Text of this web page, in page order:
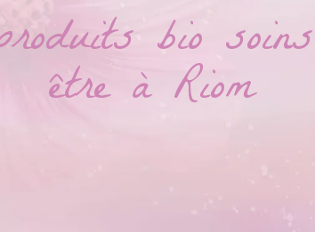
bio
être à Riom